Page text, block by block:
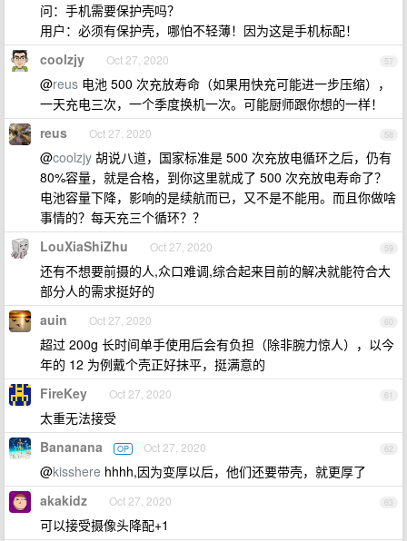
问：手机需要保护壳吗？
用户：必须有保护壳，哪怕不轻薄！因为这是手机标配！
57
coolzjy Oct 27, 2020
@reus 电池 500 次充放寿命（如果用快充可能进一步压缩），
一天充电三次，一个季度换机一次。可能厨师跟你想的一样！
58
reus Oct 27, 2020
@coolzjy 胡说八道，国家标准是 500 次充放电循环之后，仍有
80%容量，就是合格，到你这里就成了 500 次充放电寿命了？
电池容量下降，影响的是续航而已，又不是不能用。而且你做啥
事情的？每天充三个循环？？
59
LouXiaShiZhu Oct 27, 2020
还有不想要前摄的人,众口难调,综合起来目前的解决就能符合大
部分人的需求挺好的
60
auin Oct 27, 2020
超过 200g 长时间单手使用后会有负担（除非腕力惊人），以今
年的 12 为例戴个壳正好抹平，挺满意的
61
FireKey Oct 27, 2020
太重无法接受
62
Bananana OP Oct 27, 2020
@kisshere hhhh,因为变厚以后，他们还要带壳，就更厚了
63
akakidz Oct 27, 2020
可以接受摄像头降配+1